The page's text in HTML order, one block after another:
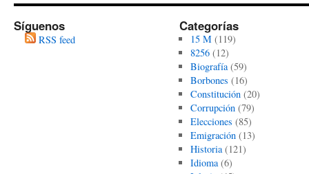
Síguenos
RSS feed
Categorías
15 M(119)
8256(12)
Biografía(59)
Borbones (16)
Constitución(20)
Corrupción(79)
Elecciones (85)
Emigración(13)
Historia(121)
Idioma(6)